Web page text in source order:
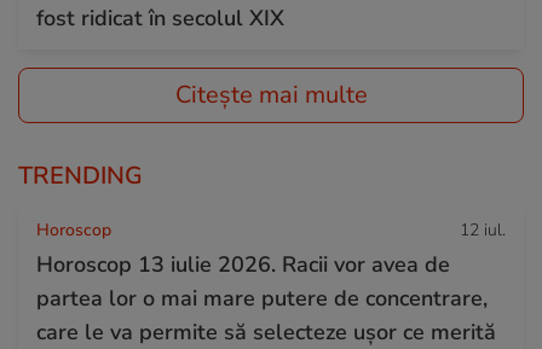
fost ridicat în secolul XIX
Citește mai multe
TRENDING
Horoscop 12 iul.
Horoscop 13 iulie 2026. Racii vor avea de
partea lor o mai mare putere de concentrare,
care le va permite să selecteze ușor ce merită